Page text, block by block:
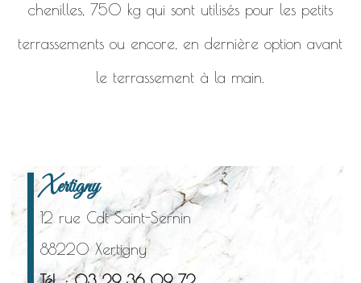
chenilles, 750 kg qui sont utilisés pour les petits
terrassements ou encore, en dernière option avant
le terrassement à la main.
Xertigny
12 rue Cdt Saint-Sernin
88220 Xertigny